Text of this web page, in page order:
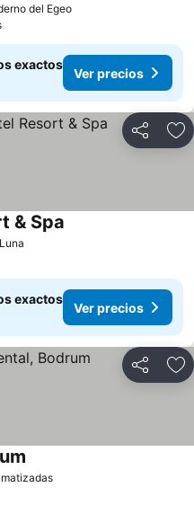
del EgeoVer precios
exactos
Ver precios
Compartir
& Spa
exactos
Ver precios
Compartir
Ver precios